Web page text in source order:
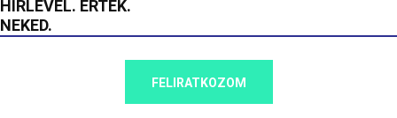
HÍRLEVÉL. ÉRTÉK.
NEKED.
FELIRATKOZOM